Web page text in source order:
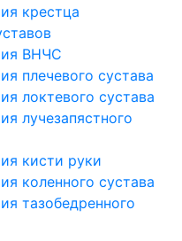
крестца
ВНЧС
плечевого сустава
локтевого сустава
лучезапястного
кисти руки
коленного сустава
тазобедренного